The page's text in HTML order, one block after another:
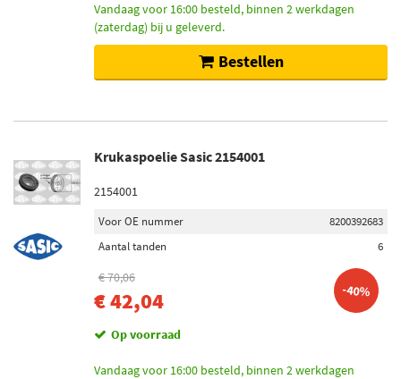
Vandaag voor 16:00 besteld, binnen 2 werkdagen
(zaterdag) bij u geleverd.
Bestellen
Krukaspoelie Sasic 2154001
2154001
Voor OE nummer
8200392683
Aantal tanden
6
€ 70,06
€ 42,04 -40%
Op voorraad
Vandaag voor 16:00 besteld, binnen 2 werkdagen